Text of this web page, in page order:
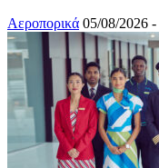
Αεροπορικά 05/08/2026